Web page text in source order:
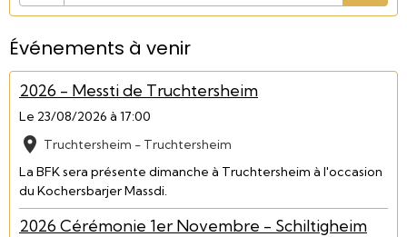
Événements à venir
2026 - Messti de Truchtersheim
Le 23/08/2026 à 17:00
Truchtersheim - Truchtersheim
La BFK sera présente dimanche à Truchtersheim à l'occasion
du Kochersbarjer Massdi.
2026 Cérémonie 1er Novembre - Schiltigheim